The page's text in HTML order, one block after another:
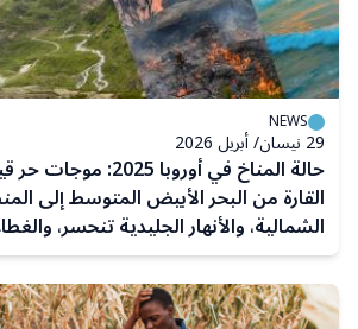
NEWS
29 نيسان/ أبريل 2026
حالة المناخ في أوروبا
القارة من البحر
الشمالية، والأنهار الجليدية تنحسر،